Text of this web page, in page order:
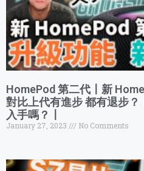
HomePod 第二代〡新
對比上代有進步 都有退步
入手嗎？〡
January 27, 2023 No Comments